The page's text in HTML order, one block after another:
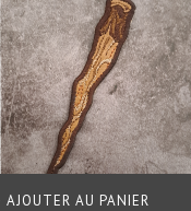
AJOUTER AU PANIER